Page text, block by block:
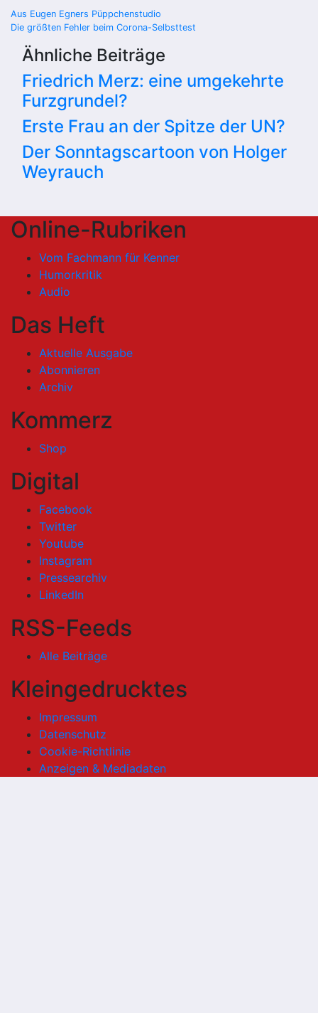
Beitragsnavigation
Aus Eugen Egners Püppchenstudio
Die größten Fehler beim Corona-Selbsttest
Ähnliche Beiträge
Friedrich Merz: eine umgekehrte
Furzgrundel?
Erste Frau an der Spitze der UN?
Der Sonntagscartoon von Holger
Weyrauch
Online-Rubriken
Vom Fachmann für Kenner
Humorkritik
Audio
Das Heft
Aktuelle Ausgabe
Abonnieren
Archiv
Kommerz
Shop
Digital
Facebook
Twitter
Youtube
Instagram
Pressearchiv
LinkedIn
RSS-Feeds
Alle Beiträge
Kleingedrucktes
Impressum
Datenschutz
Cookie-Richtlinie
Anzeigen & Mediadaten